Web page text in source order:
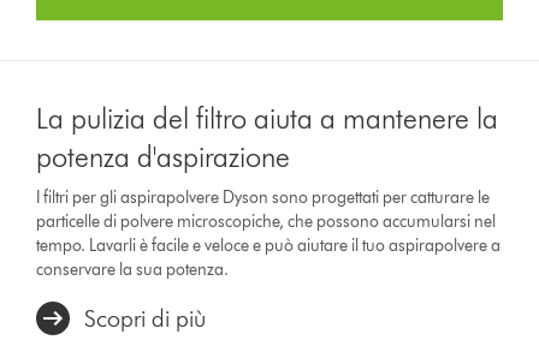
La pulizia del filtro aiuta a mantenere la
potenza d'aspirazione
I filtri per gli aspirapolvere Dyson sono progettati per catturare le
particelle di polvere microscopiche, che possono accumularsi nel
tempo. Lavarli è facile e veloce e può aiutare il tuo aspirapolvere a
conservare la sua potenza.
Scopri di più